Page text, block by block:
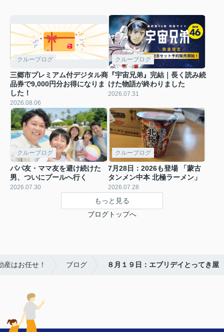
クルーブログ
三郷市プレミアム付デジタル商
品券で9,000円分お得になりま
した！
2026.08.06
クルーブログ
『宇宙兄弟』完結｜長く読み続
けた物語が終わりました
2026.07.31
クルーブログ
パパ友・ママ友を避け続けた
男、ついにプールへ行く
2026.07.30
クルーブログ
7月28日：2026も登場 「蒙古
タンメン中本 北極ラーメン」
2026.07.28
もっと見る
ブログトップへ
はお任せ！ ブログ ８月１９日：エブリデイとってき屋